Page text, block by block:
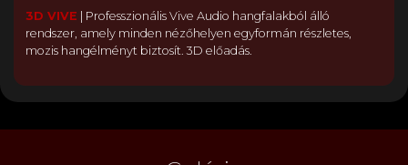
3D VIVE
Professzionális Vive Audio hangfalakból álló
rendszer, amely minden nézőhelyen egyformán részletes,
mozis hangélményt biztosít. 3D előadás.